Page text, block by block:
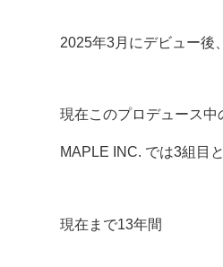
2025年3月にデビュー後
現在このプロデュース中
MAPLE INC. では3組目
現在まで13年間